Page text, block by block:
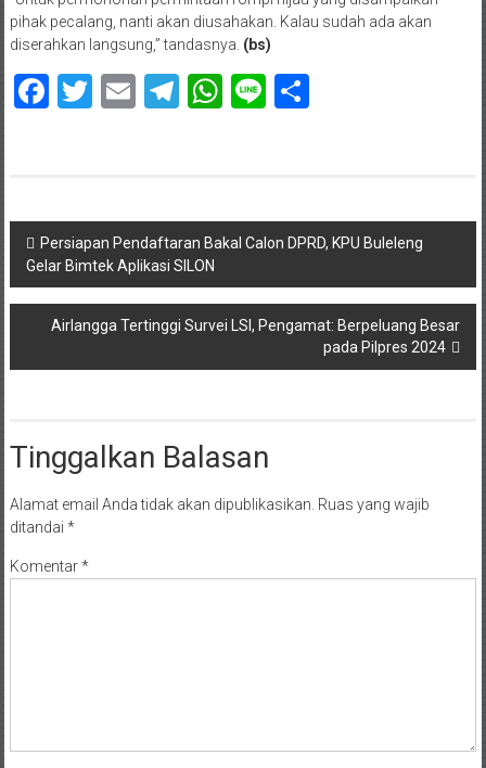
pihak pecalang, nanti akan diusahakan. Kalau sudah ada akan
diserahkan langsung,” tandasnya. (bs)
Facebook
Twitter
EmailTelegram
WhatsApp
LineShare
Navigasi
pos
Persiapan Pendaftaran Bakal Calon DPRD, KPU Buleleng
Gelar Bimtek Aplikasi SILON
Airlangga Tertinggi Survei LSI, Pengamat: Berpeluang Besar
pada Pilpres 2024
Tinggalkan Balasan
Alamat email Anda tidak akan dipublikasikan. Ruas yang wajib
ditandai *
Komentar*